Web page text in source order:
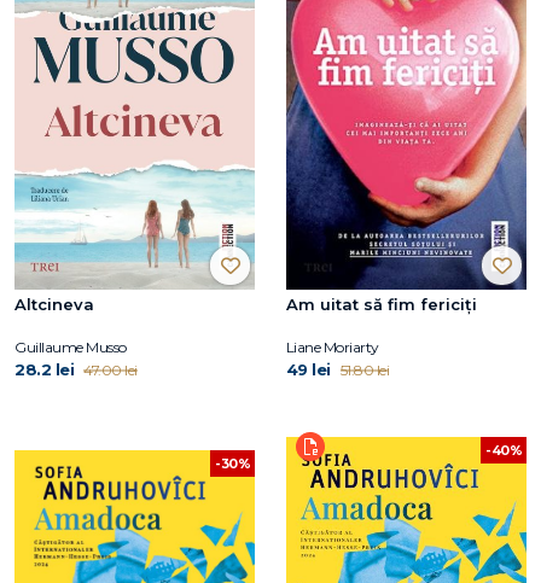
Altcineva
Guillaume Musso
28.2 lei 47.00 lei
Am uitat să fim fericiți
Liane Moriarty
49 lei 51.80 lei
-30%
-40%